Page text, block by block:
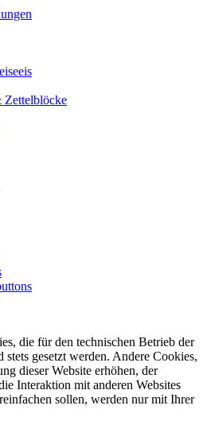
die für den technischen Betrieb der
gesetzt werden. Andere Cookies,
dieser Website erhöhen, der
Interaktion mit anderen Websites
sollen, werden nur mit Ihrer